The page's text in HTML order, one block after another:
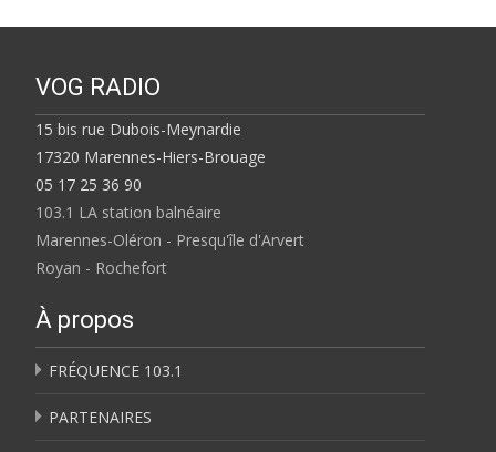
VOG RADIO
15 bis rue Dubois-Meynardie
17320 Marennes-Hiers-Brouage
05 17 25 36 90
103.1 LA station balnéaire
Marennes-Oléron - Presqu'île d'Arvert
Royan - Rochefort
À propos
FRÉQUENCE 103.1
PARTENAIRES